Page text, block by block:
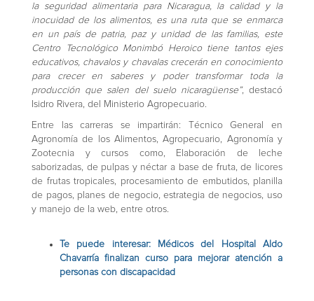
la seguridad alimentaria para Nicaragua, la calidad y la
inocuidad de los alimentos, es una ruta que se enmarca
en un país de patria, paz y unidad de las familias, este
Centro Tecnológico Monimbó Heroico tiene tantos ejes
educativos, chavalos y chavalas crecerán en conocimiento
para crecer en saberes y poder transformar toda la
producción que salen del suelo nicaragüense”, destacó
Isidro Rivera, del Ministerio Agropecuario.
Entre las carreras se impartirán: Técnico General en
Agronomía de los Alimentos, Agropecuario, Agronomía y
Zootecnia y cursos como, Elaboración de leche
saborizadas, de pulpas y néctar a base de fruta, de licores
de frutas tropicales, procesamiento de embutidos, planilla
de pagos, planes de negocio, estrategia de negocios, uso
y manejo de la web, entre otros.
Te puede interesar:
Médicos del Hospital Aldo
Chavarría finalizan curso para mejorar atención a
personas con discapacidad